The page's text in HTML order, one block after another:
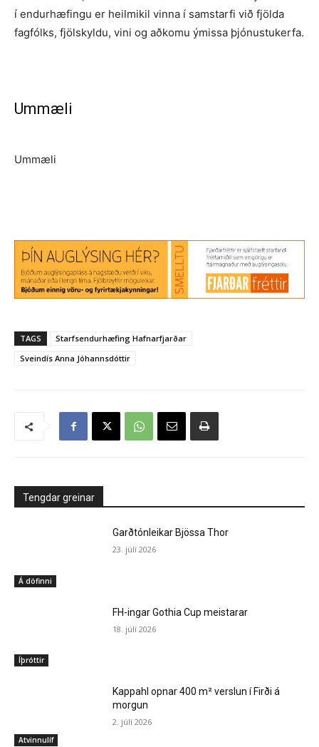
í endurhæfingu er heilmikil vinna í samstarfi við fjölda
fagfólks, fjölskyldu, vini og aðkomu ýmissa þjónustukerfa.
Ummæli
Ummæli
TAGS
Starfsendurhæfing Hafnarfjarðar
Sveindís Anna Jóhannsdóttir
Tengdar greinar
Á döfinni
Garðtónleikar Bjössa Thor
23. júlí 2026
Íþróttir
FH-ingar Gothia Cup meistarar
18. júlí 2026
Atvinnulíf
Kappahl opnar 400 m² verslun í Firði á
morgun
2. júlí 2026